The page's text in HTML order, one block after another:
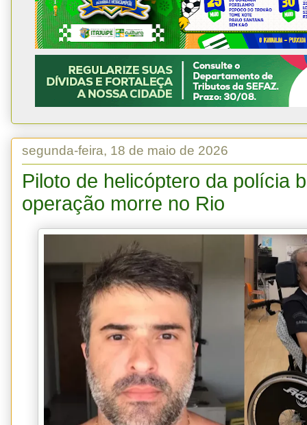
segunda-feira, 18 de maio de 2026
Piloto de helicóptero da polícia
operação morre no Rio